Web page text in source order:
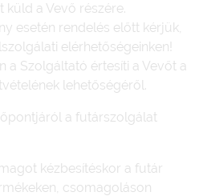
a Vevő részére.
esetén rendelés előtt kérjük,
elérhetőségeinken!
a Szolgáltató értesíti a Vevőt a
lehetőségéről.
a futárszolgálat
kézbesítéskor a futár
csomagoláson